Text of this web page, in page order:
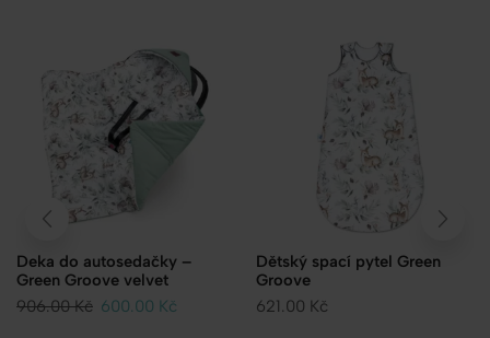
Deka do autosedačky –
Green Groove velvet
906.00Kč 600.00 Kč
Dětský spací pytel Green
Groove
621.00 Kč